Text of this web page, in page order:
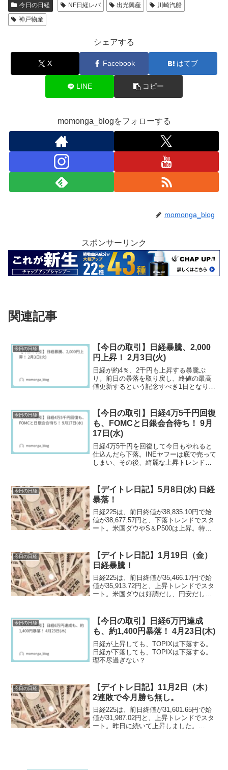
今日の日経 NF日経レバ 出光興産
川崎汽船
神戸物産
シェアする
X Facebook はてブ
LINE コピー
momonga_blogをフォローする
momonga_blog
スポンサーリンク
関連記事
今日の日経
【今日の取引】日経暴騰、2,000
円上昇！ 2月3日(火)
日経が約4％、2千円も上昇する暴騰ぷ
り。前日の暴落を取り戻し、終値の最高
値更新するという記念すべき1日となりま
今日の日経
【今日の取引】日経4万5千円回復
も、FOMCと日銀会合待ち！ 9月
17日(水)
日経4万5千円を回復して今日もやれると
仕込んだら下落。INEヤフーは底で売って
しまい、その後、綺麗な上昇トレンドの
今日の日経
【デイトレ日記】5月8日(水) 日経
暴落！
日経225は、前日終値が38,835.10円で始
値が38,677.57円と、下落トレンドでスタ
ート。米国ダウやS＆P500は上昇。特にS
されます。
今日の日経
【デイトレ日記】1月19日（金）
日経暴騰！
日経225は、前日終値が35,466.17円で始
値が35,913.72円と、上昇トレンドでスタ
ート。米国ダウは好調だし、円安だし、
今日の日経
【今日の取引】日経6万円達成
も、約1,400円暴落！ 4月23日(木)
日経が上昇しても、TOPIXは下落する。
日経が下落しても、TOPIXは下落する。
理不尽過ぎない？
今日の日経
【デイトレ日記】11月2日（木）
2連敗で今月勝ち無し。
日経225は、前日終値が31,601.65円で始
値が31,987.02円と、上昇トレンドでスタ
ート。昨日に続いて上昇しました。